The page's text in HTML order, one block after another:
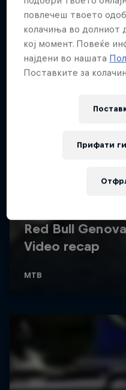
повлечеш твоето
колачиња во долниот
кој момент. Повеќе
најдени во нашата
Поставките за
Прифати